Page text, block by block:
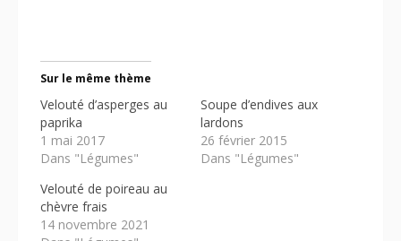
Sur le même thème
Velouté d’asperges au
paprika
1 mai 2017
Dans "Légumes"
Soupe d’endives aux
lardons
26 février 2015
Dans "Légumes"
Velouté de poireau au
chèvre frais
14 novembre 2021